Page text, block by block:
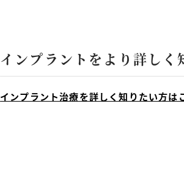
インプラントをより詳しく
インプラント治療を詳しく知りたい方は